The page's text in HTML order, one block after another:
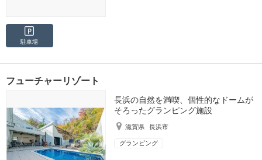
駐車場
フューチャーリゾート
長浜の自然を満喫、個性的なドームが
そろったグランピング施設
滋賀県 長浜市
グランピング